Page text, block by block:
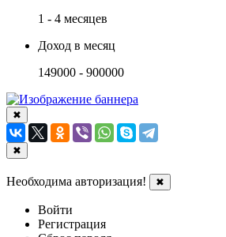
1 - 4 месяцев
Доход в месяц
149000 - 900000
✖
✖
Необходима авторизация! ✖
Войти
Регистрация